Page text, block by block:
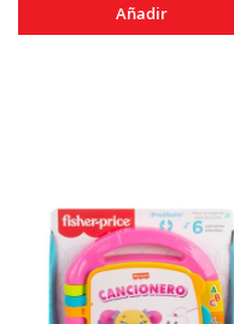
Añadir